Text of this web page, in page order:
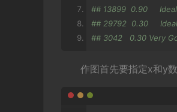
## 13899  0.90
## 29792  0.30
## 3042   0.30 Very
作图首先要指定x和y